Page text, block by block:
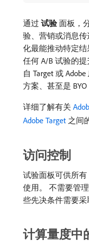
通过​ 试验面板，
验、营销或消息
化最能推动特定
任何 A/B 试验的
自 Target 或
方案、甚至是 BYO
详细了解有关
Adobe Target 之间
访问控制
试验面板可供所有
使用。 不需要管
些先决条件需要采
计算量度中